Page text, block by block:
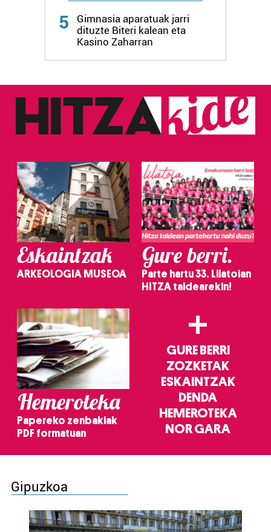
fitxategiak erabiltzen ditu. Zure esperientzia eta
zerbitzuak hobetzeko asmoz, cookie teknologiaz
erabiltzeko baimen esplizitua ematen diguzu.Gehiago
5
Gimnasia aparatuak jarri
dituzte Biteri kalean eta
Kasino Zaharran
Eskaintzak
ARKEOLOGIA MUSEOA
Gure berri.
Parte hartu 33. Lilatoian
HITZA taldearekin!
Hemeroteka
Papereko zenbakiak
PDF formatuan
+
GURE BERRI
ZOZKETAK
ESKAINTZAK
DENDA
HEMEROTEKA
NOR GARA
Gipuzkoa